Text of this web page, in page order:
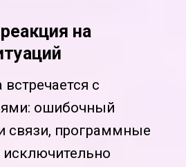
на
с
ошибочный
связи, программные